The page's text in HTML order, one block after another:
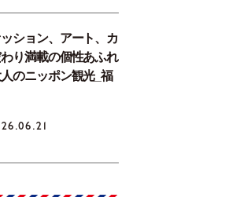
ション、アート、カ
り満載の個性あふれ
のニッポン観光_福